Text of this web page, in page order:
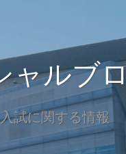
ャルブ
試に関する情報